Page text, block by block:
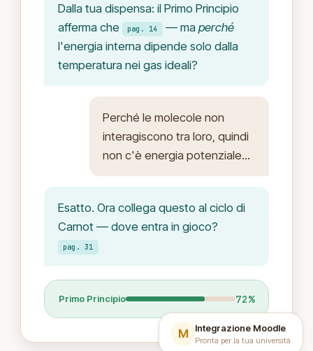
Dalla tua dispensa: il Primo Principio
afferma che
pag. 14 — ma perché
l'energia interna dipende solo dalla
temperatura nei gas ideali?
Perché le molecole non
interagiscono tra loro, quindi
non c'è energia potenziale...
Esatto. Ora collega questo al ciclo di
Carnot — dove entra in gioco?
pag. 31
Primo Principio 72%
M Integrazione Moodle
Pronta per la tua università